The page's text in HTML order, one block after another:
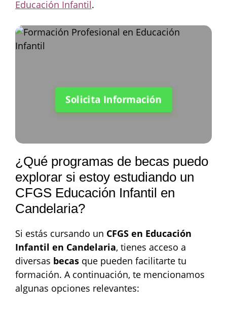
Educación Infantil.
Solicita Información
¿Qué programas de becas puedo
explorar si estoy estudiando un
CFGS Educación Infantil en
Candelaria?
Si estás cursando un CFGS en Educación
Infantil en Candelaria, tienes acceso a
diversas becas que pueden facilitarte tu
formación. A continuación, te mencionamos
algunas opciones relevantes: